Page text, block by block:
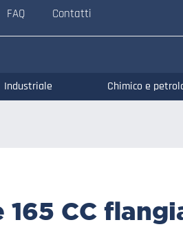
FAQ Contatti
Industriale Chimico e
CC